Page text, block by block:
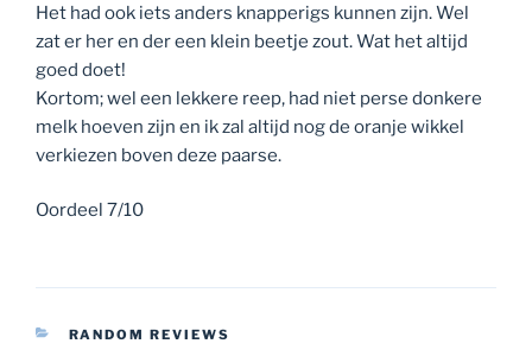
Het had ook iets anders knapperigs kunnen zijn. Wel
zat er her en der een klein beetje zout. Wat het altijd
goed doet!
Kortom; wel een lekkere reep, had niet perse donkere
melk hoeven zijn en ik zal altijd nog de oranje wikkel
verkiezen boven deze paarse.
Oordeel 7/10
CATEGORIEËN
RANDOM REVIEWS